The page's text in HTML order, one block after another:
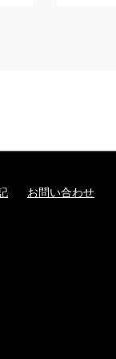
お問い合わせ